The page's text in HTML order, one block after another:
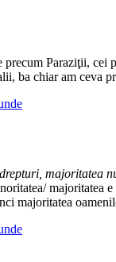
Paraziţii, cei
ba chiar am ceva
majoritatea
majoritatea
majoritatea